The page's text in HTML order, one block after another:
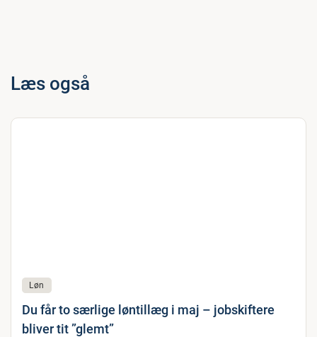
Læs også
Løn
Du får to særlige løntillæg i maj – jobskiftere
bliver tit ”glemt”